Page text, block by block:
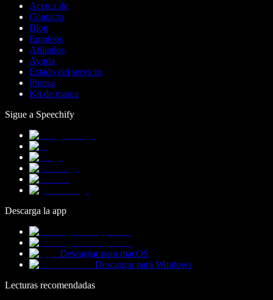
Acerca de
Contacto
Blog
Empleos
Afiliados
Ayuda
Estado del servicio
Prensa
Kit de marca
Sigue a Speechify
Descarga la app
Descargar para macOS
Descargar para Windows
Lecturas recomendadas